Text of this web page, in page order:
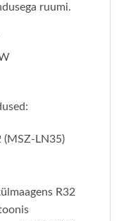
ruumi.
(MSZ-LN35)
R32